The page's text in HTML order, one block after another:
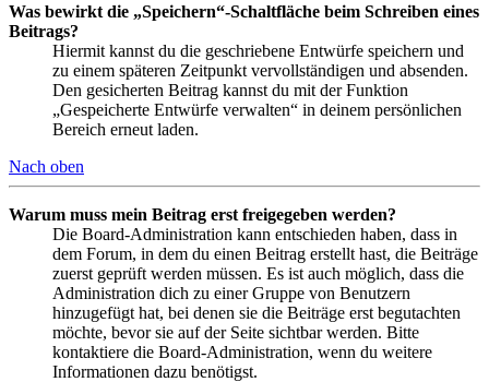
Was bewirkt die „Speichern“-Schaltfläche beim Schreiben eines
Beitrags?
Hiermit kannst du die geschriebene Entwürfe speichern und
zu einem späteren Zeitpunkt vervollständigen und absenden.
Den gesicherten Beitrag kannst du mit der Funktion
„Gespeicherte Entwürfe verwalten“ in deinem persönlichen
Bereich erneut laden.
Nach oben
Warum muss mein Beitrag erst freigegeben werden?
Die Board-Administration kann entschieden haben, dass in
dem Forum, in dem du einen Beitrag erstellt hast, die Beiträge
zuerst geprüft werden müssen. Es ist auch möglich, dass die
Administration dich zu einer Gruppe von Benutzern
hinzugefügt hat, bei denen sie die Beiträge erst begutachten
möchte, bevor sie auf der Seite sichtbar werden. Bitte
kontaktiere die Board-Administration, wenn du weitere
Informationen dazu benötigst.